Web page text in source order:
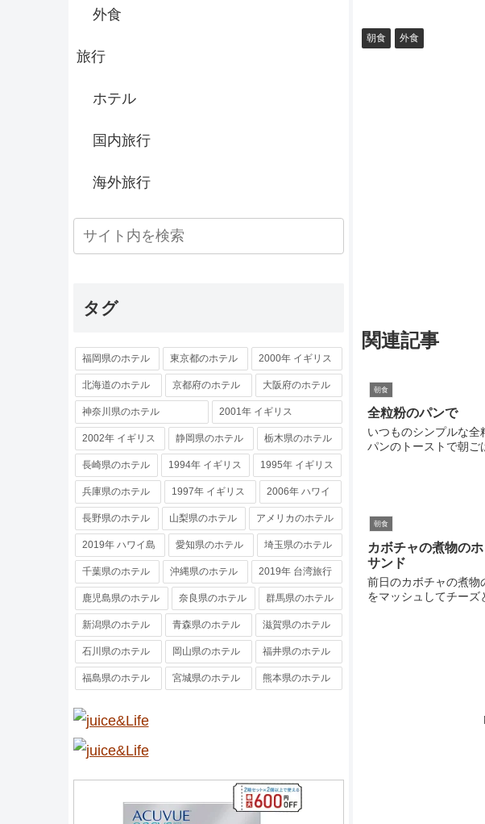
朝食 外食
関連記事
朝食
全粒粉のパンで
いつものシンプルな全
パンのトーストで朝ご
朝食
カボチャの煮物のホ
サンド
前日のカボチャの煮物
をマッシュしてチーズ
外食
旅行
ホテル
国内旅行
海外旅行
タグ
福岡県のホテル 東京都のホテル 2000年 イギリス
北海道のホテル 京都府のホテル 大阪府のホテル
神奈川県のホテル 2001年 イギリス
2002年 イギリス 静岡県のホテル 栃木県のホテル
長崎県のホテル 1994年 イギリス 1995年 イギリス
兵庫県のホテル 1997年 イギリス 2006年 ハワイ
長野県のホテル 山梨県のホテル アメリカのホテル
2019年 ハワイ島 愛知県のホテル 埼玉県のホテル
千葉県のホテル 沖縄県のホテル 2019年 台湾旅行
鹿児島県のホテル 奈良県のホテル 群馬県のホテル
新潟県のホテル 青森県のホテル 滋賀県のホテル
石川県のホテル 岡山県のホテル 福井県のホテル
福島県のホテル 宮城県のホテル 熊本県のホテル